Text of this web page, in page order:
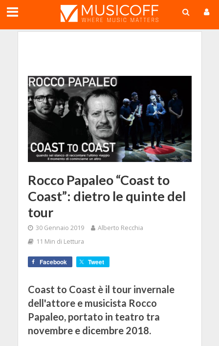
Rocco Papaleo “Coast to
Coast”: dietro le quinte del
tour
30 Gennaio 2019
Alberto Recchia
11 Min di Lettura
Facebook Tweet
Coast to Coast è il tour invernale
dell'attore e musicista Rocco
Papaleo, portato in teatro tra
novembre e dicembre 2018.